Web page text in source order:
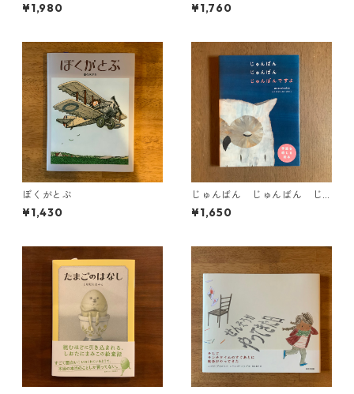
¥1,980 ¥1,760
ぼくがとぶ
¥1,430
じゅんばん じゅんばん じ
ゅんばんですよ
¥1,650